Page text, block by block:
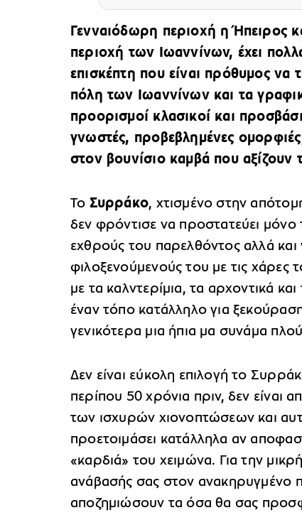
Γενναιόδωρη περιοχή η Ήπειρος
περιοχή των Ιωαννίνων, έχει
επισκέπτη που είναι πρόθυμος
πόλη των Ιωαννίνων και τα
προορισμοί κλασικοί και
γνωστές, προβεβλημένες
στον βουνίσιο καμβά που
Το Συρράκο, χτισμένο στην
δεν φρόντισε να προστατεύει
εχθρούς του παρελθόντος αλλά και
φιλοξενούμενούς του με τις χάρες
με τα καλντερίμια, τα αρχοντικά
έναν τόπο κατάλληλο για
γενικότερα μια ήπια μα συνάμα
Δεν είναι εύκολη επιλογή το
περίπου 50 χρόνια πριν, δεν είναι
των ισχυρών χιονοπτώσεων και
προετοιμάσει κατάλληλα αν
«καρδιά» του χειμώνα. Για την
ανάβασής σας στον ανακηρυγμένο
αποζημιώσουν τα όσα θα σας